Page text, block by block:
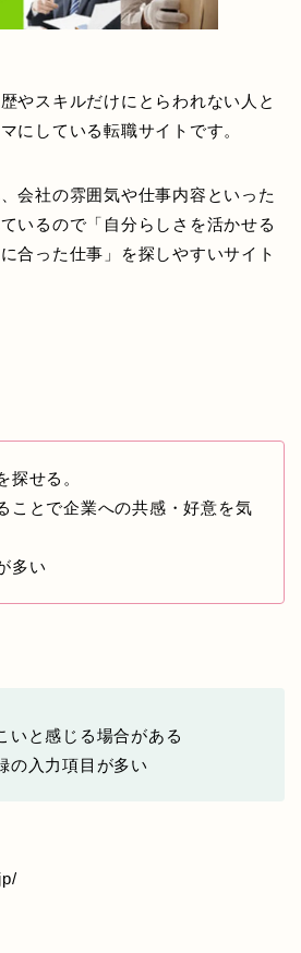
やスキルだけにとらわれない人と
にしている転職サイトです。
会社の雰囲気や仕事内容といった
いるので「自分らしさを活かせる
合った仕事」を探しやすいサイト
探せる。
ことで企業への共感・好意を気
多い
いと感じる場合がある
の入力項目が多い